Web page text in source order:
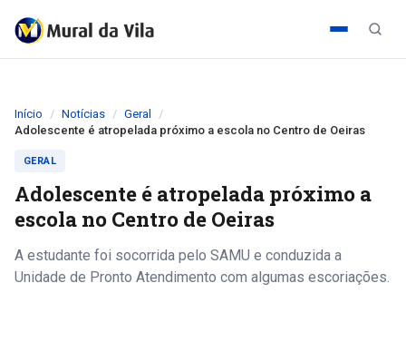
Início Notícias
Geral
Adolescente é atropelada próximo a escola no Centro de Oeiras
GERAL
Adolescente é atropelada próximo a
escola no Centro de Oeiras
A estudante foi socorrida pelo SAMU e conduzida a
Unidade de Pronto Atendimento com algumas escoriações.